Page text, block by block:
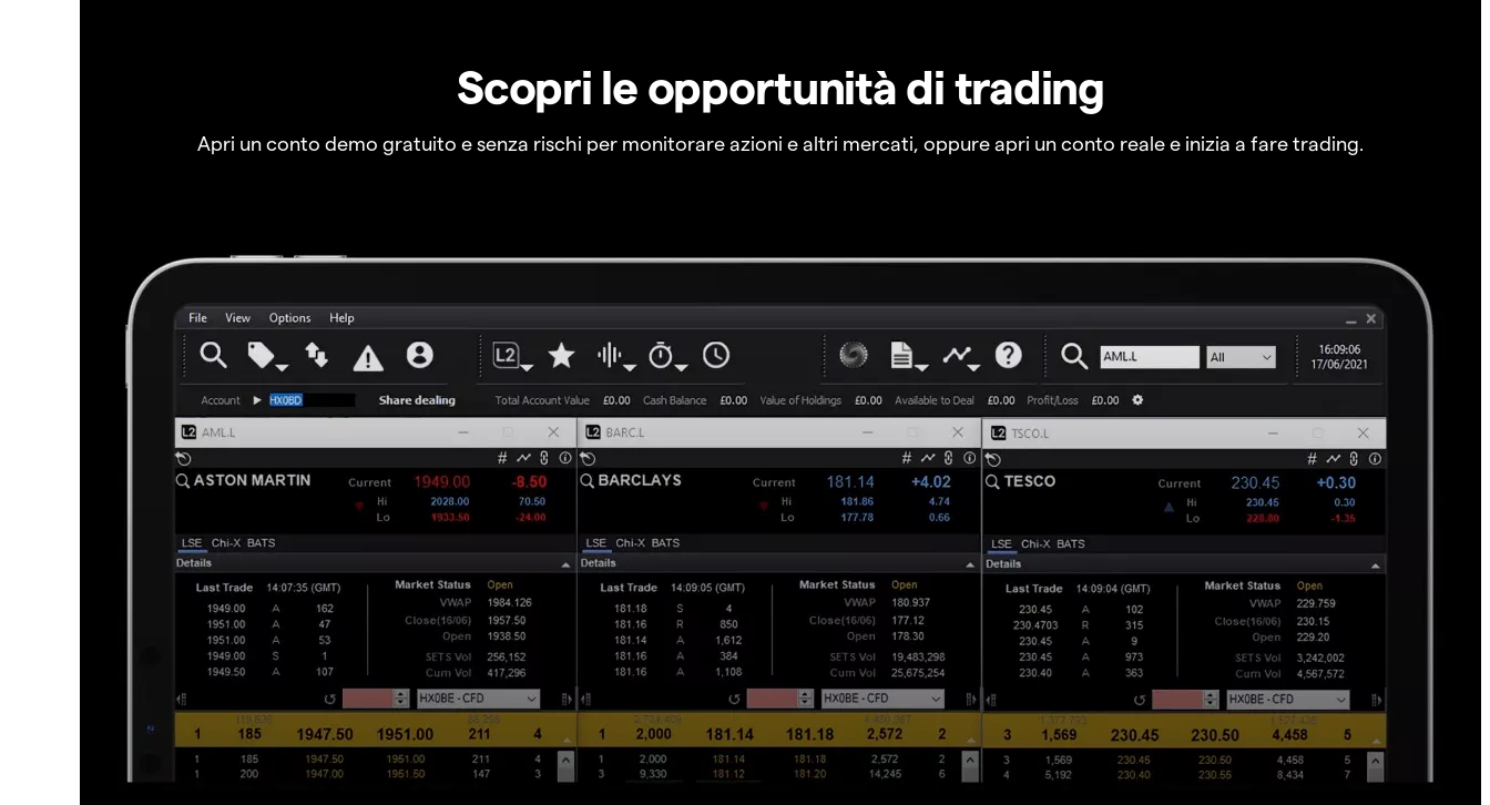
Scopri le opportunità di trading
Apri un conto demo gratuito e senza rischi per monitorare azioni e altri mercati, oppure apri un conto reale e inizia a fare trading.